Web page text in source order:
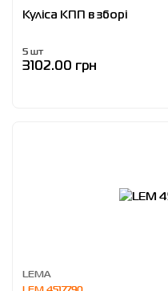
Куліса КПП в зборі
5 шт
3102.00 грн
LEMA